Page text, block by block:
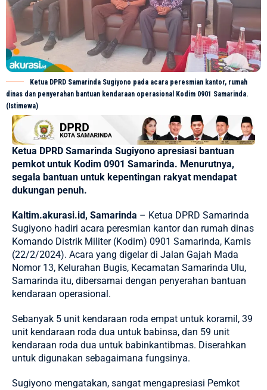
Ketua DPRD Samarinda Sugiyono pada acara peresmian kantor, rumah
dinas dan penyerahan bantuan kendaraan operasional Kodim 0901 Samarinda.
(Istimewa)
Ketua DPRD Samarinda Sugiyono apresiasi bantuan
pemkot untuk Kodim 0901 Samarinda. Menurutnya,
segala bantuan untuk kepentingan rakyat mendapat
dukungan penuh.
Kaltim.akurasi.id, Samarinda – Ketua DPRD Samarinda
Sugiyono hadiri acara peresmian kantor dan rumah dinas
Komando Distrik Militer (Kodim) 0901 Samarinda, Kamis
(22/2/2024). Acara yang digelar di Jalan Gajah Mada
Nomor 13, Kelurahan Bugis, Kecamatan Samarinda Ulu,
Samarinda itu, dibersamai dengan penyerahan bantuan
kendaraan operasional.
Sebanyak 5 unit kendaraan roda empat untuk koramil, 39
unit kendaraan roda dua untuk babinsa, dan 59 unit
kendaraan roda dua untuk babinkantibmas. Diserahkan
untuk digunakan sebagaimana fungsinya.
Sugiyono mengatakan, sangat mengapresiasi Pemkot